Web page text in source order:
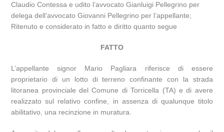
Claudio Contessa e udito l’avvocato Gianluigi Pellegrino per
delega dell’avvocato Giovanni Pellegrino per l’appellante;
Ritenuto e considerato in fatto e diritto quanto segue
FATTO
L’appellante signor Mario Pagliara riferisce di essere
proprietario di un lotto di terreno confinante con la strada
litoranea provinciale del Comune di Torricella (TA) e di avere
realizzato sul relativo confine, in assenza di qualunque titolo
abilitativo, una recinzione in muratura.